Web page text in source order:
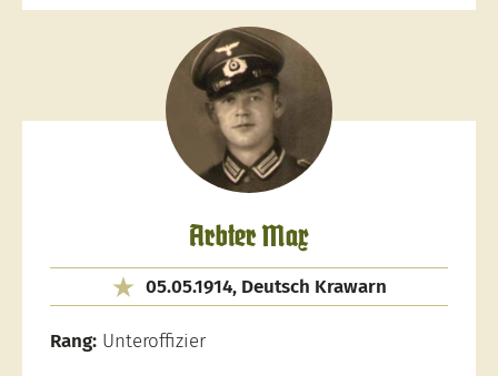
Arbter Max
05.05.1914, Deutsch Krawarn
Rang: Unteroffizier